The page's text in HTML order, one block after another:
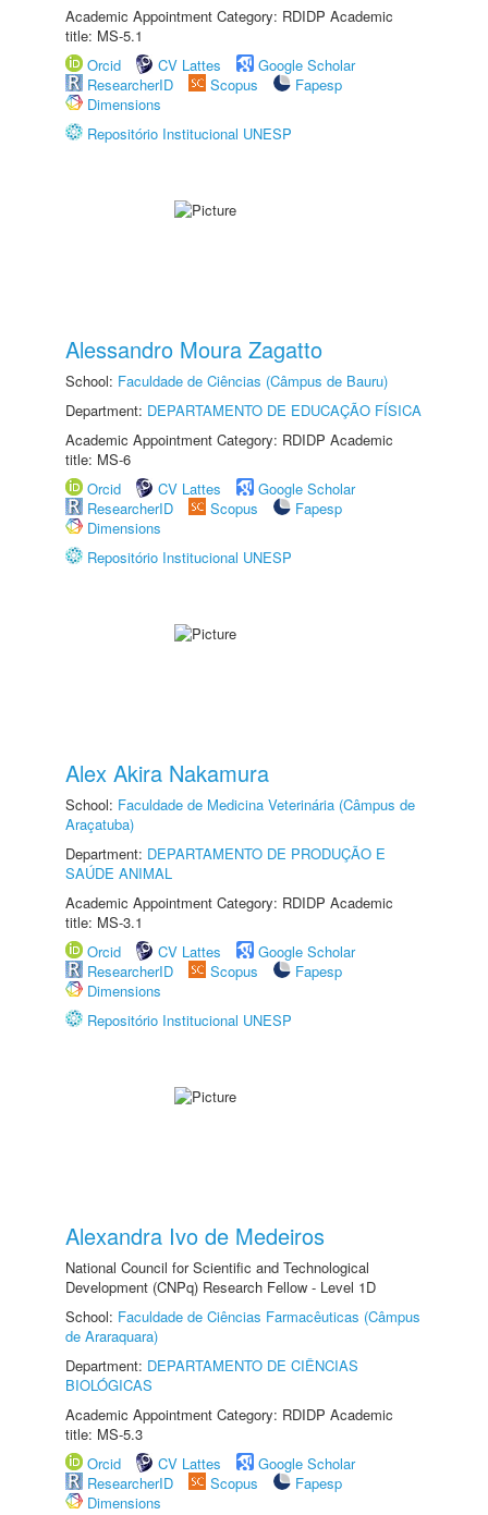
Academic Appointment Category: RDIDP Academic
title: MS-5.1
Orcid
CV Lattes
Google Scholar
ResearcherID
Scopus
Fapesp
Dimensions
Repositório Institucional UNESP
Alessandro Moura Zagatto
School: Faculdade de Ciências (Câmpus de Bauru)
Department: DEPARTAMENTO DE EDUCAÇÃO FÍSICA
Academic Appointment Category: RDIDP Academic
title: MS-6
Orcid
CV Lattes
Google Scholar
ResearcherID
Scopus
Fapesp
Dimensions
Repositório Institucional UNESP
Alex Akira Nakamura
School: Faculdade de Medicina Veterinária (Câmpus de
Araçatuba)
Department: DEPARTAMENTO DE PRODUÇÃO E
SAÚDE ANIMAL
Academic Appointment Category: RDIDP Academic
title: MS-3.1
Orcid
CV Lattes
Google Scholar
ResearcherID
Scopus
Fapesp
Dimensions
Repositório Institucional UNESP
Alexandra Ivo de Medeiros
National Council for Scientific and Technological
Development (CNPq) Research Fellow - Level 1D
School: Faculdade de Ciências Farmacêuticas (Câmpus
de Araraquara)
Department: DEPARTAMENTO DE CIÊNCIAS
BIOLÓGICAS
Academic Appointment Category: RDIDP Academic
title: MS-5.3
Orcid
CV Lattes
Google Scholar
ResearcherID
Scopus
Fapesp
Dimensions